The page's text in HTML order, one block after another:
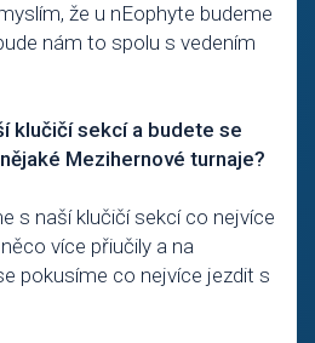
že u nEophyte budeme
nám to spolu s vedením
klučičí sekcí a budete se
Mezihernové turnaje?
s naší klučičí sekcí co nejvíce
více přiučily a na
pokusíme co nejvíce jezdit s